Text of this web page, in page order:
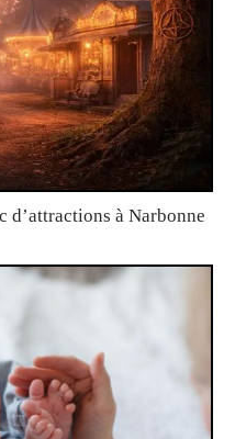
d’attractions à Narbonne